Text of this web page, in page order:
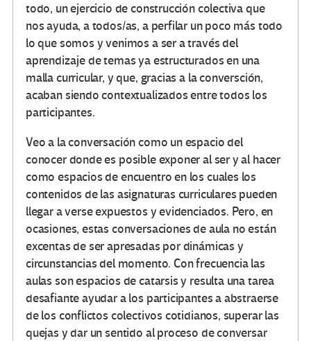
todo, un ejercicio de construcción colectiva que
nos ayuda, a todos/as, a perfilar un poco más todo
lo que somos y venimos a ser a través del
aprendizaje de temas ya estructurados en una
malla curricular, y que, gracias a la conversción,
acaban siendo contextualizados entre todos los
participantes.
Veo a la conversación como un espacio del
conocer donde es posible exponer al ser y al hacer
como espacios de encuentro en los cuales los
contenidos de las asignaturas curriculares pueden
llegar a verse expuestos y evidenciados. Pero, en
ocasiones, estas conversaciones de aula no están
excentas de ser apresadas por dinámicas y
circunstancias del momento. Con frecuencia las
aulas son espacios de catarsis y resulta una tarea
desafiante ayudar a los participantes a abstraerse
de los conflictos colectivos cotidianos, superar las
quejas y dar un sentido al proceso de conversar